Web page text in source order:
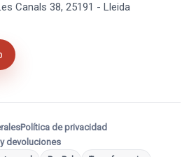
Canals 38, 25191 - Lleida
Política de privacidad
devoluciones